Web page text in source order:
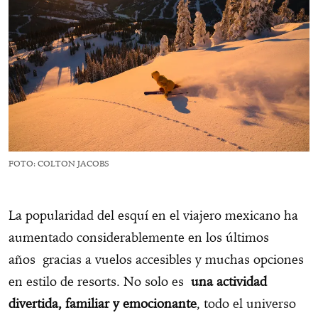
FOTO: COLTON JACOBS
La popularidad del esquí en el viajero mexicano ha
aumentado considerablemente en los últimos
años gracias a vuelos accesibles y muchas opciones
en estilo de resorts. No solo es una actividad
divertida, familiar y emocionante, todo el universo